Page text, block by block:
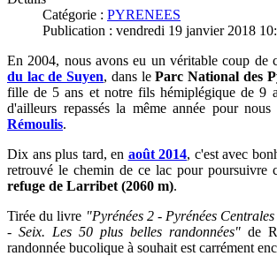
Catégorie : PYRENEES
Publication : vendredi 19 janvier 2018
En 2004, nous avons eu un véritable coup de
du lac de Suyen, dans leParc National des
fille de 5 ans et notre fils hémiplégique de 9
d'ailleurs repassés la même année pour nous
Rémoulis.
Dix ans plus tard, en août 2014, c'est avec
retrouvé le chemin de ce lac pour poursuivre
refuge de Larribet (2060 m).
Tirée du livre "Pyrénées 2 - Pyrénées
- Seix. Les 50 plus belles randonnées" de
randonnée bucolique à souhait est carrément